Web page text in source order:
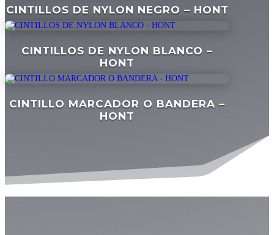
CINTILLOS DE NYLON NEGRO – HONT
CINTILLOS DE NYLON BLANCO –
HONT
CINTILLO MARCADOR O BANDERA –
HONT